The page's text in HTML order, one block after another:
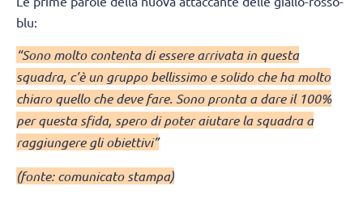
blu:
“Sono molto contenta di essere arrivata in questa
squadra, c’è un gruppo bellissimo e solido che ha molto
chiaro quello che deve fare. Sono pronta a dare il 100%
per questa sfida, spero di poter aiutare la squadra a
raggiungere gli obiettivi”
(fonte: comunicato stampa)